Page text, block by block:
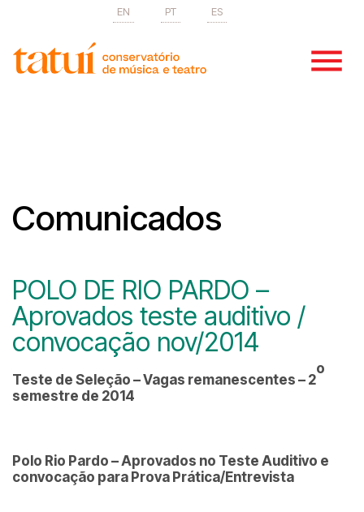
EN PT ES
Comunicados
POLO DE RIO PARDO –
Aprovados teste auditivo /
convocação nov/2014
Teste de Seleção –Vagas remanescentes – 2
o
semestre de 2014
Polo Rio Pardo – Aprovados no Teste Auditivo e
convocação para Prova Prática/Entrevista